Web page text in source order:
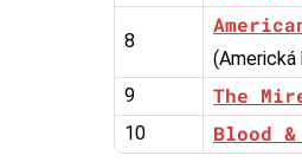
8
(Americká
9 The
10
Blood